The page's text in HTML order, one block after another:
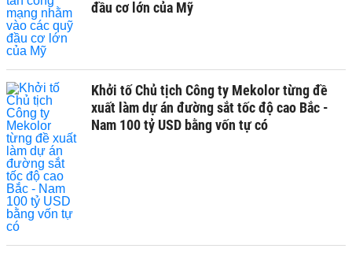
đầu cơ lớn của Mỹ
Khởi tố Chủ tịch Công ty Mekolor từng đề
xuất làm dự án đường sắt tốc độ cao Bắc -
Nam 100 tỷ USD bằng vốn tự có